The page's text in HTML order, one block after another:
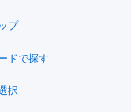
プ
ドで探す
択